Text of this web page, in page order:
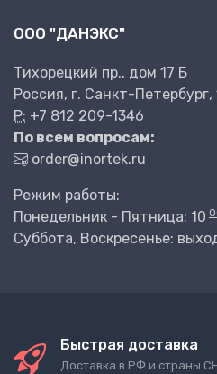
ООО "ДАНЭКС"
Тихорецкий пр., дом 17 Б
Россия, г. Санкт-Петербург,
P: +7 812 209-1346
По всем вопросам:
order@inortek.ru
Режим работы:
Понедельник - Пятница: 10
Суббота, Воскресенье:
Быстрая доставка
Доставка в РФ и страны